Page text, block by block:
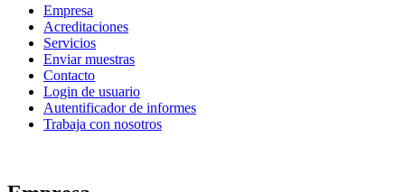
Empresa
Acreditaciones
Servicios
Enviar muestras
Contacto
Login de usuario
Autentificador de informes
Trabaja con nosotros